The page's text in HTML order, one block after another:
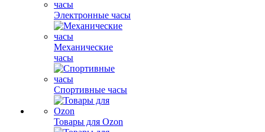
Электронные часы
Механические
часы
Спортивные часы
Товары для Ozon